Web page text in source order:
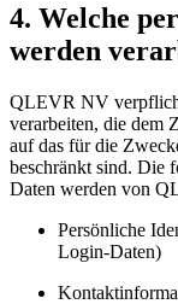
4. Welche
werden
QLEVR NV
verarbeiten, die dem
auf das für die
beschränkt sind. Die
Daten werden von
Persönliche
Login-Daten)